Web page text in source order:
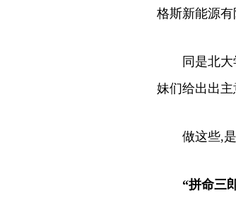
格斯新能源有
同是北大学
妹们给出出
做这些,是
“拼命三